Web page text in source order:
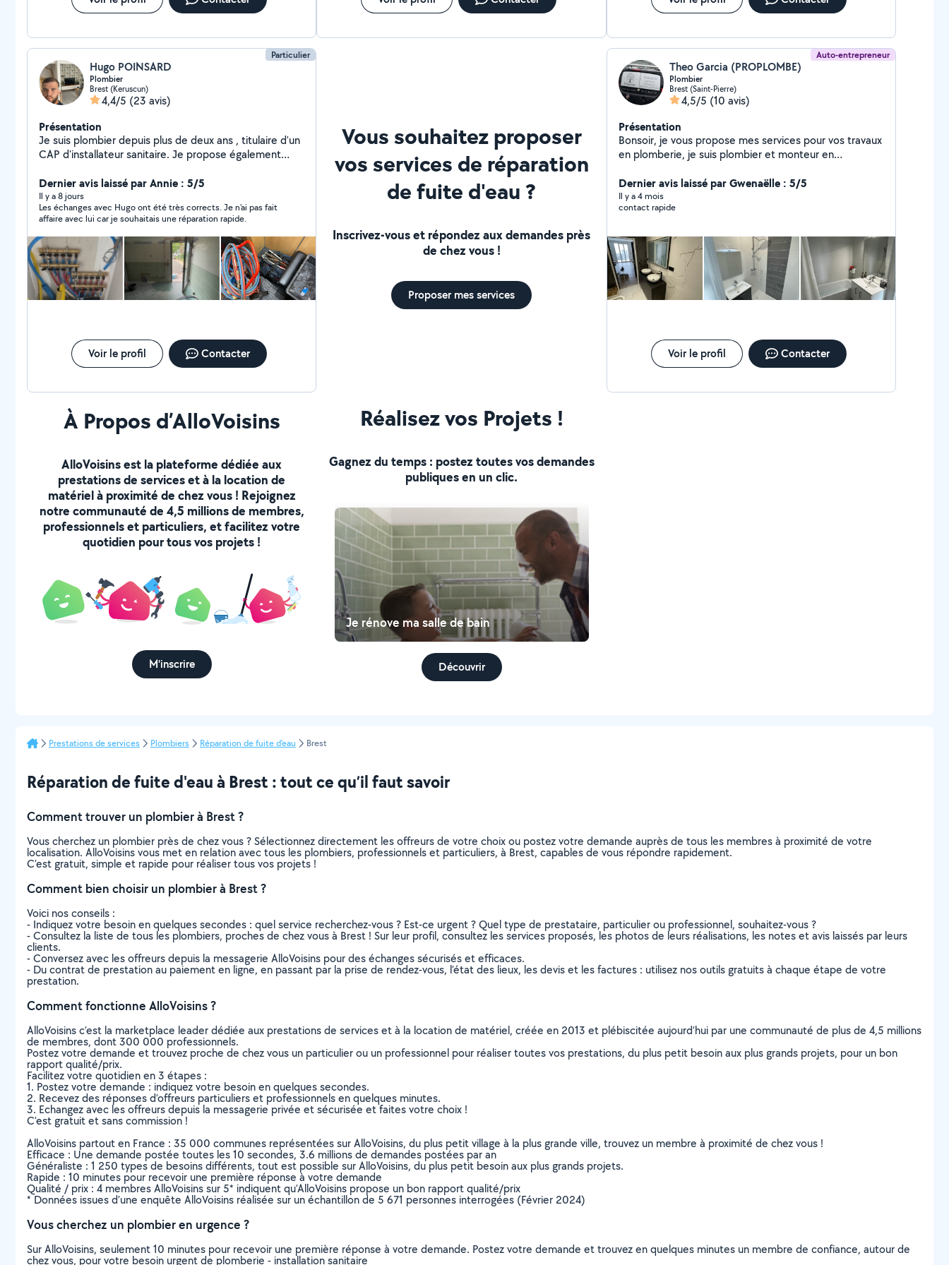
de Cuisine et modification de plomberie : je peux aussi
Particulier
Hugo POINSARD
Plombier
Brest (Keruscun)
4,4/5 (23 avis)
Présentation
Je suis plombier depuis plus de deux ans , titulaire d'un
CAP d'installateur sanitaire. Je propose également
petit bricolage en tout genre.
Dernier avis laissé par Annie : 5/5
Il y a 8 jours
Les échanges avec Hugo ont été très corrects. Je n'ai pas fait
affaire avec lui car je souhaitais une réparation rapide.
Voir le profil Contacter
Vous souhaitez proposer
vos services de réparation
de fuite d'eau ?
Inscrivez-vous et répondez aux demandes près
de chez vous !
Proposer mes services
Auto-entrepreneur
Theo Garcia (PROPLOMBE)
Plombier
Brest (Saint-Pierre)
4,5/5 (10 avis)
Présentation
Bonsoir, je vous propose mes services pour vos travaux
en plomberie, je suis plombier et monteur en
n'hésitez pas à me contacter.
Dernier avis laissé par Gwenaëlle : 5/5
Il y a 4 mois
contact rapide
Voir le profil Contacter
À Propos d’AlloVoisins
AlloVoisins est la plateforme dédiée aux
prestations de services et à la location de
matériel à proximité de chez vous ! Rejoignez
notre communauté de 4,5 millions de membres,
professionnels et particuliers, et facilitez votre
quotidien pour tous vos projets !
M'inscrire
Réalisez vos Projets !
Gagnez du temps : postez toutes vos demandes
publiques en un clic.
Je rénove ma salle de bain
Découvrir
Prestations de services Plombiers Réparation de fuite d'eau Brest
Réparation de fuite d'eau à Brest : tout ce qu’il faut savoir
Comment trouver un plombier à Brest ?
Vous cherchez un plombier près de chez vous ? Sélectionnez directement les offreurs de votre choix ou postez votre demande auprès de tous les membres à proximité de votre
localisation. AlloVoisins vous met en relation avec tous les plombiers, professionnels et particuliers, à Brest, capables de vous répondre rapidement.
C’est gratuit, simple et rapide pour réaliser tous vos projets !
Comment bien choisir un plombier à Brest ?
Voici nos conseils :
- Indiquez votre besoin en quelques secondes : quel service recherchez-vous ? Est-ce urgent ? Quel type de prestataire, particulier ou professionnel, souhaitez-vous ?
- Consultez la liste de tous les plombiers, proches de chez vous à Brest ! Sur leur profil, consultez les services proposés, les photos de leurs réalisations, les notes et avis laissés par leurs
clients.
- Conversez avec les offreurs depuis la messagerie AlloVoisins pour des échanges sécurisés et efficaces.
- Du contrat de prestation au paiement en ligne, en passant par la prise de rendez-vous, l’état des lieux, les devis et les factures : utilisez nos outils gratuits à chaque étape de votre
prestation.
Comment fonctionne AlloVoisins ?
AlloVoisins c’est la marketplace leader dédiée aux prestations de services et à la location de matériel, créée en 2013 et plébiscitée aujourd’hui par une communauté de plus de 4,5 millions
de membres, dont 300 000 professionnels.
Postez votre demande et trouvez proche de chez vous un particulier ou un professionnel pour réaliser toutes vos prestations, du plus petit besoin aux plus grands projets, pour un bon
rapport qualité/prix.
Facilitez votre quotidien en 3 étapes :
1. Postez votre demande : indiquez votre besoin en quelques secondes.
2. Recevez des réponses d’offreurs particuliers et professionnels en quelques minutes.
3. Echangez avec les offreurs depuis la messagerie privée et sécurisée et faites votre choix !
C’est gratuit et sans commission !
AlloVoisins partout en France : 35 000 communes représentées sur AlloVoisins, du plus petit village à la plus grande ville, trouvez un membre à proximité de chez vous !
Efficace : Une demande postée toutes les 10 secondes, 3.6 millions de demandes postées par an
Généraliste : 1 250 types de besoins différents, tout est possible sur AlloVoisins, du plus petit besoin aux plus grands projets.
Rapide : 10 minutes pour recevoir une première réponse à votre demande
Qualité / prix : 4 membres AlloVoisins sur 5* indiquent qu’AlloVoisins propose un bon rapport qualité/prix
* Données issues d’une enquête AlloVoisins réalisée sur un échantillon de 5 671 personnes interrogées (Février 2024)
Vous cherchez un plombier en urgence ?
Sur AlloVoisins, seulement 10 minutes pour recevoir une première réponse à votre demande. Postez votre demande et trouvez en quelques minutes un membre de confiance, autour de
chez vous, pour votre besoin urgent de plomberie - installation sanitaire